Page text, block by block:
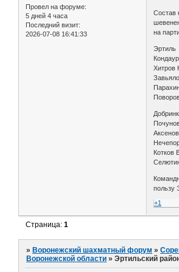
Провел на форуме:
5 дней 4 часа
Последний визит:
2026-07-08 16:41:33
Состав
на
Эртиль
Хитров
Котков
пользу
+1
Страница:1
»Воронежский шахматный форум »
Воронежской области »Эртильский